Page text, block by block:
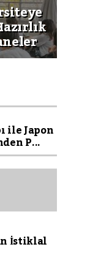
ile Japon
P...
İstiklal